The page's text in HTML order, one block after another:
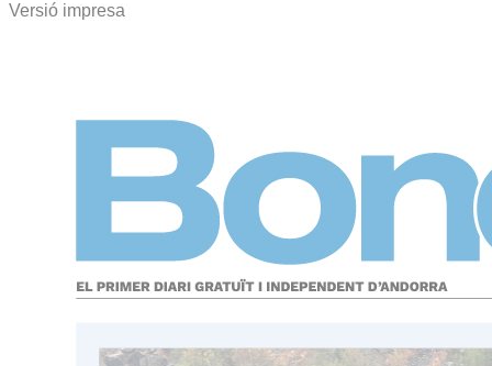
Versió impresa